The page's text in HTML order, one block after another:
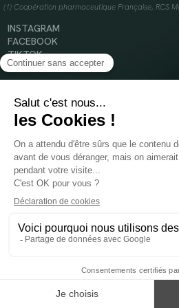
(1) Coopération pharmaceutique Française, RCS
INSTAGRAM
FACEBOOK
TIKTOK
YOUTUBE
© 2024 Oenobiol Paris
Mentions légales
Politique en matière de cookies
POUR VOTRE SANTÉ, MANGEZ AU MOINS
Les complément alimentaires doivent être utilisés
ne pas être utilisés comme substituts d'un